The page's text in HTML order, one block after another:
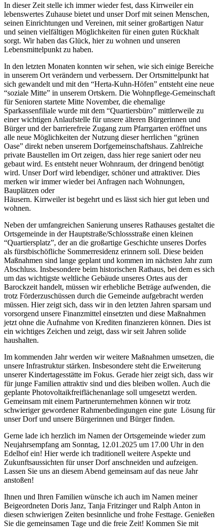
In dieser Zeit stelle ich immer wieder fest, dass Kirrweiler ein
lebenswertes Zuhause bietet und unser Dorf mit seinen Menschen,
seinen Einrichtungen und Vereinen, mit seiner großartigen Natur
und seinen vielfältigen Möglichkeiten für einen guten Rückhalt
sorgt. Wir haben das Glück, hier zu wohnen und unseren
Lebensmittelpunkt zu haben.
In den letzten Monaten konnten wir sehen, wie sich einige Bereiche
in unserem Ort verändern und verbessern. Der Ortsmittelpunkt hat
sich gewandelt und mit den “Herta-Kuhn-Höfen” entsteht eine neue
“soziale Mitte” in unserem Ortskern. Die Wohnpflege-Gemeinschaft
für Senioren startete Mitte November, die ehemalige
Sparkassenfiliale wurde mit dem “Quartiersbüro” mittlerweile zu
einer wichtigen Anlaufstelle für unsere älteren Bürgerinnen und
Bürger und der barrierefreie Zugang zum Pfarrgarten eröffnet uns
alle neue Möglichkeiten der Nutzung dieser herrlichen “grünen
Oase” direkt neben unserem Dorfgemeinschaftshaus. Zahlreiche
private Baustellen im Ort zeigen, dass hier rege saniert oder neu
gebaut wird. Es entsteht neuer Wohnraum, der dringend benötigt
wird. Unser Dorf wird lebendiger, schöner und attraktiver. Dies
merken wir immer wieder bei Anfragen nach Wohnungen,
Bauplätzen oder
Häusern. Kirrweiler ist begehrt und es lässt sich hier gut leben und
wohnen.
Neben der umfangreichen Sanierung unseres Rathauses gestaltet die
Ortsgemeinde in der Hauptstraße/Schlossstraße einen kleinen
“Quartiersplatz”, der an die großartige Geschichte unseres Dorfes
als fürstbischöfliche Sommerresidenz erinnern soll. Diese beiden
Maßnahmen sind lange geplant und kommen im nächsten Jahr zum
Abschluss. Insbesondere beim historischen Rathaus, bei dem es sich
um das wichtigste weltliche Gebäude unseres Ortes aus der
Barockzeit handelt, müssen wir erhebliche Beträge aufwenden, die
trotz Förderzuschüssen durch die Gemeinde aufgebracht werden
müssen. Hier zeigt sich, dass wir in den letzten Jahren sparsam und
vorsorgend unsere Finanzmittel einsetzten und diese Maßnahmen
jetzt ohne die Aufnahme von Krediten finanzieren können. Dies ist
ein wichtiges Zeichen und zeigt, dass wir seit Jahren solide
haushalten.
Im kommenden Jahr werden wir weitere Maßnahmen umsetzen, die
unsere Infrastruktur stärken. Insbesondere steht die Erweiterung
unserer Kindertagesstätte im Fokus. Gerade hier zeigt sich, dass wir
für junge Familien attraktiv sind und dies bleiben wollen. Auch die
geplante Photovoltaikfreiflächenanlage soll umgesetzt werden.
Gemeinsam mit einem Partnerunternehmen können wir trotz
schwieriger gewordener Rahmenbedingungen eine gute Lösung für
unser Dorf und unsere Bürgerinnen und Bürger finden.
Gerne lade ich herzlich im Namen der Ortsgemeinde wieder zum
Neujahrsempfang am Sonntag, 12.01.2025 um 17.00 Uhr in den
Edelhof ein! Hier werde ich traditionell weitere Aspekte und
Zukunftsaussichten für unser Dorf anschneiden und aufzeigen.
Lassen Sie uns an diesem Abend gemeinsam auf das neue Jahr
anstoßen!
Ihnen und Ihren Familien wünsche ich auch im Namen meiner
Beigeordneten Doris Janz, Tanja Fritzinger und Ralph Anton in
diesen schwierigen Zeiten besinnliche und frohe Festtage. Genießen
Sie die gemeinsamen Tage und die freie Zeit! Kommen Sie mit